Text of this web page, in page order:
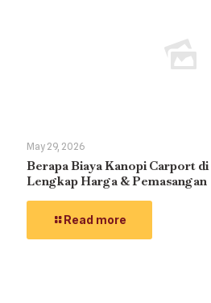
May 29, 2026
Berapa Biaya Kanopi Carport
Lengkap Harga & Pemasangan
Read more